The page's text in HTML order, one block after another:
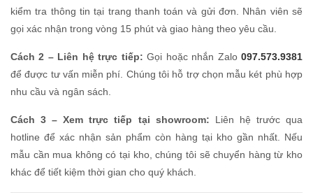
kiểm tra thông tin tại trang thanh toán và gửi đơn. Nhân viên sẽ
gọi xác nhận trong vòng 15 phút và giao hàng theo yêu cầu.
Cách 2 – Liên hệ trực tiếp: Gọi hoặc nhắn Zalo097.573.9381
để được tư vấn miễn phí. Chúng tôi hỗ trợ chọn mẫu két phù hợp
nhu cầu và ngân sách.
Cách 3 – Xem trực tiếp tại showroom: Liên hệ trước qua
hotline để xác nhận sản phẩm còn hàng tại kho gần nhất. Nếu
mẫu cần mua không có tại kho, chúng tôi sẽ chuyển hàng từ kho
khác để tiết kiệm thời gian cho quý khách.